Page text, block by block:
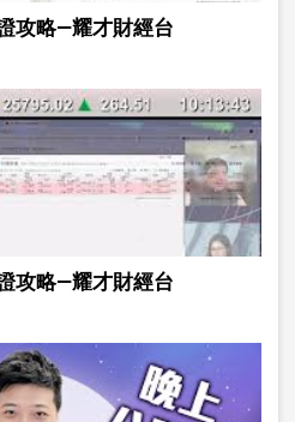
攻略—耀才財經台
攻略—耀才財經台